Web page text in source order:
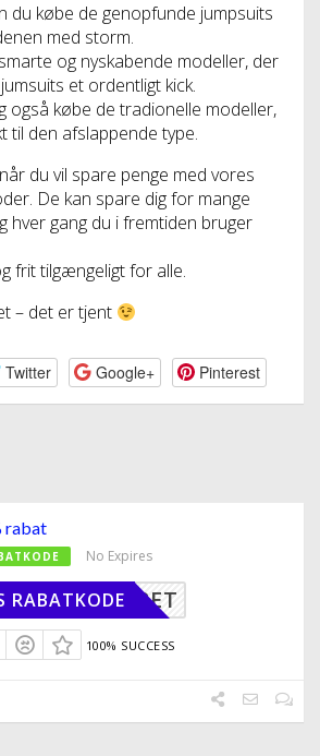
du købe de genopfunde jumpsuits
med storm.
og nyskabende modeller, der
et ordentligt kick.
også købe de tradionelle modeller,
til den afslappende type.
når du vil spare penge med vores
De kan spare dig for mange
hver gang du i fremtiden bruger
frit tilgængeligt for alle.
– det er tjent
Twitter Google+ Pinterest
rabat
No Expires
UDLØBET
RABATKODE
100% SUCCESS